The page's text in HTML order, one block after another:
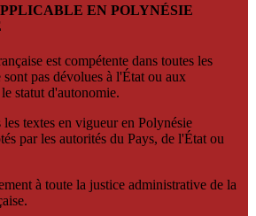
EN POLYNÉSIE
est compétente dans toutes les
sont pas dévolues à l'État ou aux
statut d'autonomie.
textes en vigueur en Polynésie
par les autorités du Pays, de l'État ou
à toute la justice administrative de la